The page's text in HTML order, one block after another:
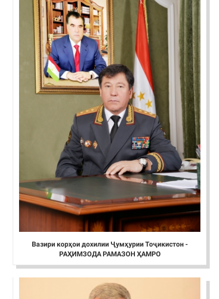
Вазири корҳои дохилии Ҷумҳурии Тоҷикистон -
РАҲИМЗОДА РАМАЗОН ҲАМРО